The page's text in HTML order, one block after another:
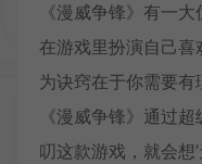
《漫威争锋》有一
在游戏里扮演自己喜
为诀窍在于你需要
《漫威争锋》通过
叨这款游戏，就会想